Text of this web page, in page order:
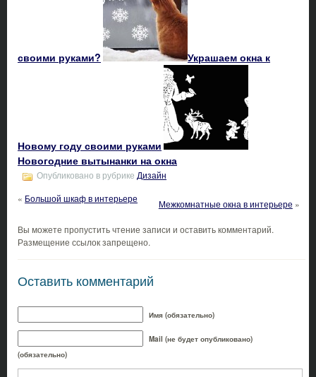
своими руками? Украшаем окна к
Новому году своими руками
Новогодние вытынанки на окна
Опубликовано в рубрике Дизайн
« Большой шкаф в интерьере Межкомнатные окна в интерьере »
Вы можете пропустить чтение записи и оставить комментарий.
Размещение ссылок запрещено.
Оставить комментарий
Имя (обязательно)
Mail (не будет опубликовано)
(обязательно)